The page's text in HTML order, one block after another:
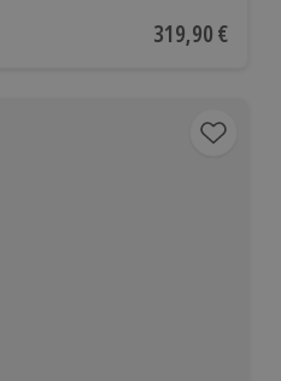
auf 57 Bewertungen
Aktueller Preis
319,90 €